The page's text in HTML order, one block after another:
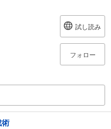
試し読み
フォロー